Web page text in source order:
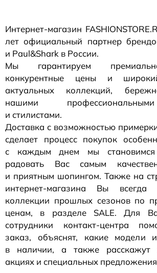
Интернет-магазин
лет официальный партнер
и Paul&Shark в России.
Мы гарантируем
конкурентные цены и
актуальных коллекций,
нашими
и стилистами.
Доставка с возможностью
сделает процесс покупок
с каждым днем мы
радовать Вас самым
и приятным шопингом. Также на
интернет-магазина Вы всегда
коллекции прошлых сезонов по
ценам, в разделе SALE. Для
сотрудники контакт-центра
заказ, объяснят, какие модели
в наличии, а также расскажут
акциях и специальных